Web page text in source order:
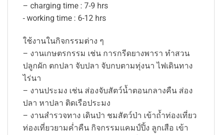
– charging time : 7-9 hrs
​​​​​​- working time : 6-12 hrs
ใช้งานในกิจกรรมต่าง ๆ
– งานเกษตรกรรม เช่น การกรีดยางพารา ทำสวน
ปลูกผัก ตกปลา จับปลา จับกบตามทุ่งนา ไฟเดินทาง
ไร่นา
– งานประมง เช่น ส่องจับสัตว์น้ำตอนกลางคืน ส่อง
ปลา หาปลา ติดเรือประมง
– งานสำรวจทาง เดินป่า ชมสัตว์ป่า เข้าถ้ำท่องเที่ยว
ท่องเที่ยวยามค่ำคืน กิจกรรมแคมป์ปิ้ง ลูกเสือ เข้า